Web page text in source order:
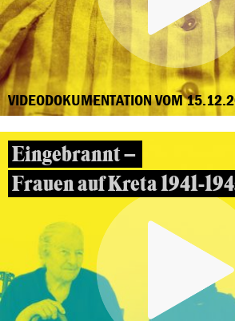
VIDEODOKUMENTATION VOM
Eingebrannt –
Frauen auf Kreta 1941-